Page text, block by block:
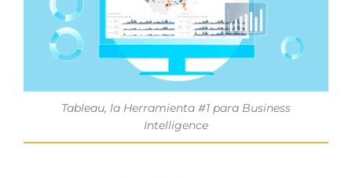
Tableau, la Herramienta #1 para Business
Intelligence